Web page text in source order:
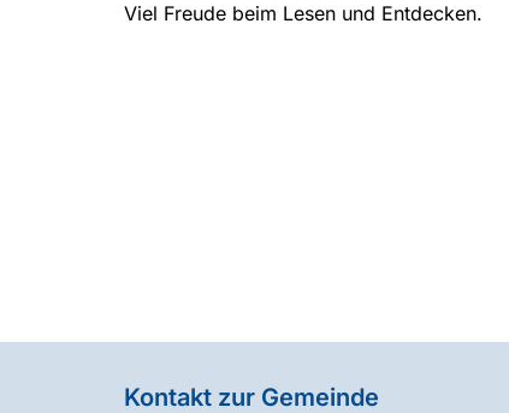
Viel Freude beim Lesen und Entdecken.
Kontakt zur Gemeinde